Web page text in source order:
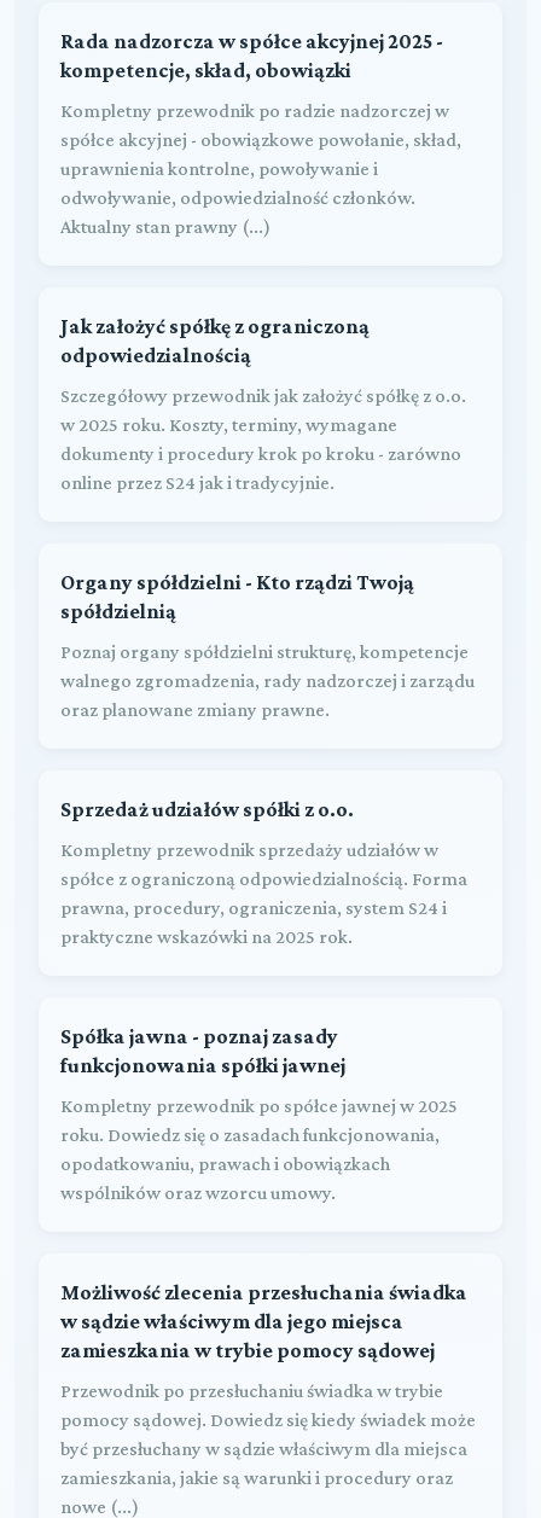
Rada nadzorcza w spółce akcyjnej 2025 -
kompetencje, skład, obowiązki
Kompletny przewodnik po radzie nadzorczej w
spółce akcyjnej - obowiązkowe powołanie, skład,
uprawnienia kontrolne, powoływanie i
odwoływanie, odpowiedzialność członków.
Aktualny stan prawny (...)
Jak założyć spółkę z ograniczoną
odpowiedzialnością
Szczegółowy przewodnik jak założyć spółkę z o.o.
w 2025 roku. Koszty, terminy, wymagane
dokumenty i procedury krok po kroku - zarówno
online przez S24 jak i tradycyjnie.
Organy spółdzielni - Kto rządzi Twoją
spółdzielnią
Poznaj organy spółdzielni strukturę, kompetencje
walnego zgromadzenia, rady nadzorczej i zarządu
oraz planowane zmiany prawne.
Sprzedaż udziałów spółki z o.o.
Kompletny przewodnik sprzedaży udziałów w
spółce z ograniczoną odpowiedzialnością. Forma
prawna, procedury, ograniczenia, system S24 i
praktyczne wskazówki na 2025 rok.
Spółka jawna - poznaj zasady
funkcjonowania spółki jawnej
Kompletny przewodnik po spółce jawnej w 2025
roku. Dowiedz się o zasadach funkcjonowania,
opodatkowaniu, prawach i obowiązkach
wspólników oraz wzorcu umowy.
Możliwość zlecenia przesłuchania świadka
w sądzie właściwym dla jego miejsca
zamieszkania w trybie pomocy sądowej
Przewodnik po przesłuchaniu świadka w trybie
pomocy sądowej. Dowiedz się kiedy świadek może
być przesłuchany w sądzie właściwym dla miejsca
zamieszkania, jakie są warunki i procedury oraz
nowe (...)